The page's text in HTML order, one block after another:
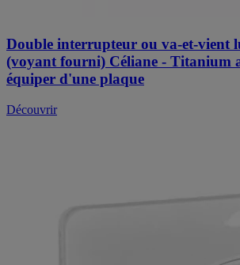
Double interrupteur ou va-et-vient
(voyant fourni) Céliane - Titanium
équiper d'une plaque
Découvrir